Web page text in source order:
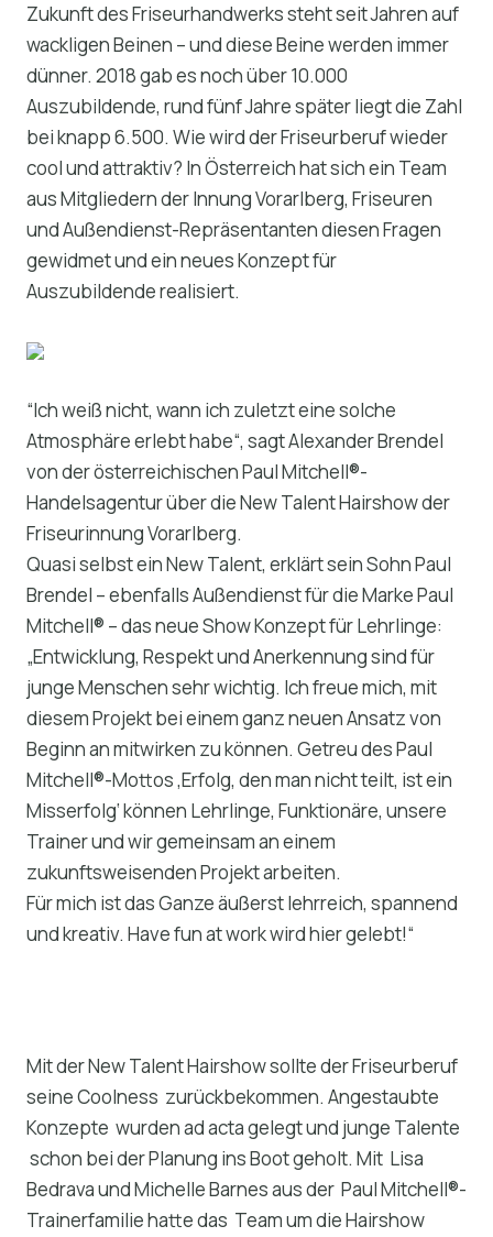
Zukunft des Friseurhandwerks steht seit Jahren auf
wackligen Beinen – und diese Beine werden immer
dünner. 2018 gab es noch über 10.000
Auszubildende, rund fünf Jahre später liegt die Zahl
bei knapp 6.500. Wie wird der Friseurberuf wieder
cool und attraktiv? In Österreich hat sich ein Team
aus Mitgliedern der Innung Vorarlberg, Friseuren
und Außendienst-Repräsentanten diesen Fragen
gewidmet und ein neues Konzept für
Auszubildende realisiert.
“Ich weiß nicht, wann ich zuletzt eine solche
Atmosphäre erlebt habe“, sagt Alexander Brendel
von der österreichischen Paul Mitchell®-
Handelsagentur über die New Talent Hairshow der
Friseurinnung Vorarlberg.
Quasi selbst ein New Talent, erklärt sein Sohn Paul
Brendel – ebenfalls Außendienst für die Marke Paul
Mitchell® – das neue Show Konzept für Lehrlinge:
„Entwicklung, Respekt und Anerkennung sind für
junge Menschen sehr wichtig. Ich freue mich, mit
diesem Projekt bei einem ganz neuen Ansatz von
Beginn an mitwirken zu können. Getreu des Paul
Mitchell®-Mottos ‚Erfolg, den man nicht teilt, ist ein
Misserfolg‘ können Lehrlinge, Funktionäre, unsere
Trainer und wir gemeinsam an einem
zukunftsweisenden Projekt arbeiten.
Für mich ist das Ganze äußerst lehrreich, spannend
und kreativ. Have fun at work wird hier gelebt!“
Mit der New Talent Hairshow sollte der Friseurberuf
seine Coolness zurückbekommen. Angestaubte
Konzepte wurden ad acta gelegt und junge Talente
schon bei der Planung ins Boot geholt. Mit Lisa
Bedrava und Michelle Barnes aus der Paul Mitchell®-
Trainerfamilie hatte das Team um die Hairshow